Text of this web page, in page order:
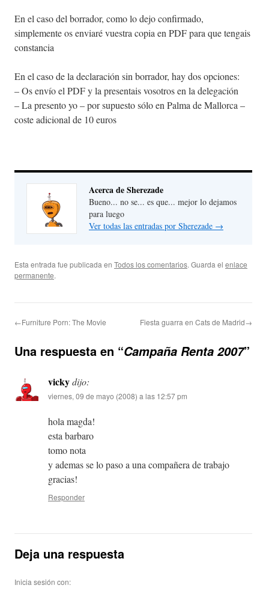
En el caso del borrador, como lo dejo confirmado,
simplemente os enviaré vuestra copia en PDF para que tengais
constancia
En el caso de la declaración sin borrador, hay dos opciones:
– Os envío el PDF y la presentais vosotros en la delegación
– La presento yo – por supuesto sólo en Palma de Mallorca –
coste adicional de 10 euros
Acerca de Sherezade
Bueno... no se... es que... mejor lo dejamos
para luego
Ver todas las entradas por Sherezade →
Esta entrada fue publicada en Todos los comentarios. Guarda el enlace
permanente.
←Furniture Porn: The Movie Fiesta guarra en Cats de Madrid→
Una respuesta en “Campaña Renta 2007”
vickydijo:
viernes, 09 de mayo (2008) a las 12:57 pm
hola magda!
esta barbaro
tomo nota
y ademas se lo paso a una compañera de trabajo
gracias!
Responder
Deja una respuesta
Inicia sesión con: